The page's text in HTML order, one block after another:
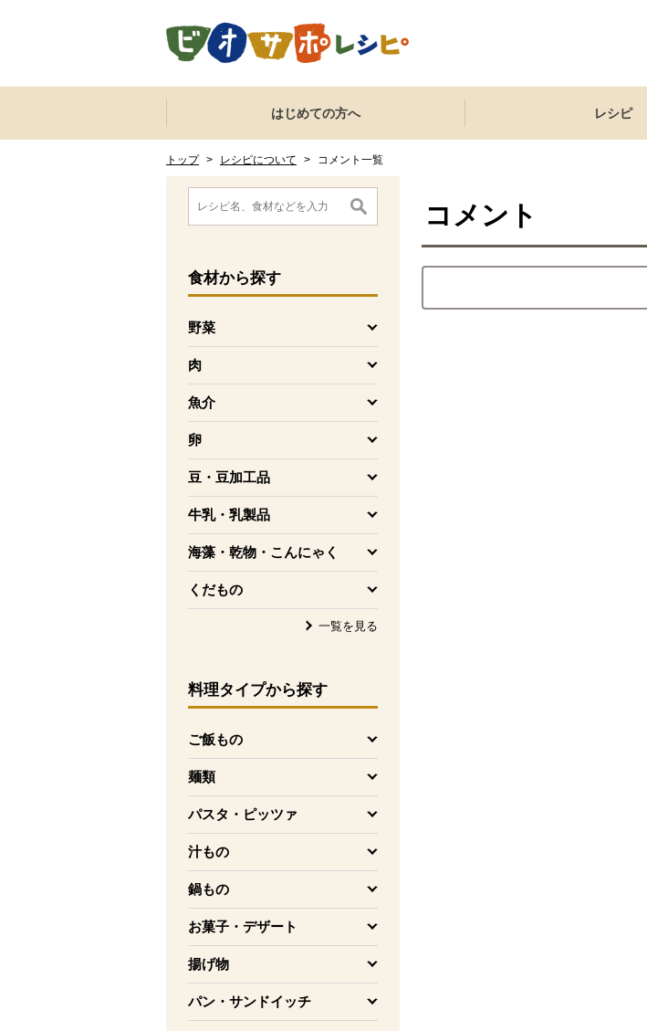
ここからサイト内共通メニューです。
サイト内共通メニューをスキップする
はじめての方へ レシピ
トップ > レシピについて > コメント一覧
ここから消費材検索メニューです。
食材から探す
野菜
を開く
肉
を開く
魚介
を開く
卵
を開く
豆・豆加工品
を開く
牛乳・乳製品
を開く
海藻・乾物・こんにゃく
を開く
くだもの
を開く
一覧を見る
料理タイプから探す
ご飯もの
を開く
麺類
を開く
パスタ・ピッツァ
を開く
汁もの
を開く
鍋もの
を開く
お菓子・デザート
を開く
揚げ物
を開く
パン・サンドイッチ
を開く
消費材検索メニューここまで。
ここから本文です。
コメント